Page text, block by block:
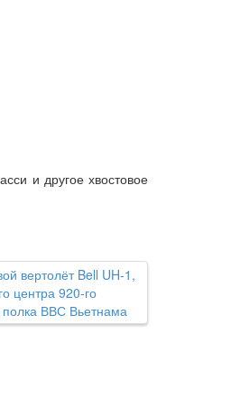
и другое хвостовое